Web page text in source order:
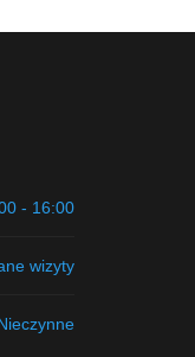
- 16:00
wizyty